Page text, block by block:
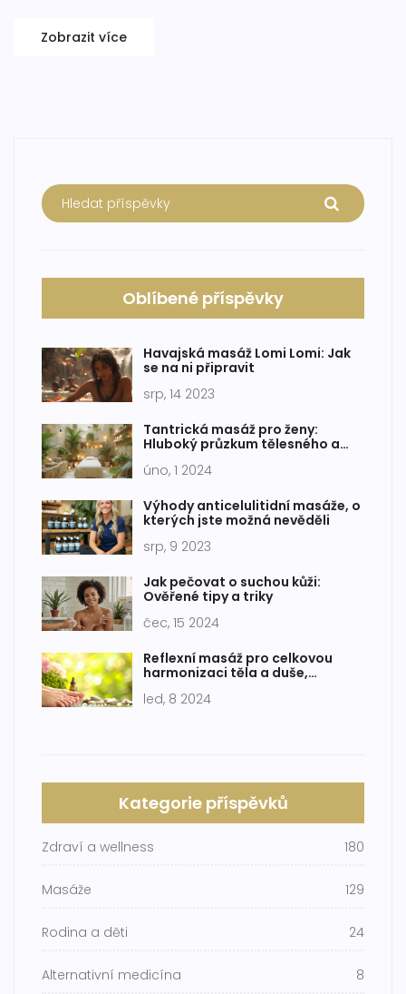
Zobrazit více
Oblíbené příspěvky
Havajská masáž Lomi Lomi: Jak
se na ni připravit
srp, 14 2023
Tantrická masáž pro ženy:
Hluboký průzkum tělesného a
úno, 1 2024
Výhody anticelulitidní masáže, o
kterých jste možná nevěděli
srp, 9 2023
Jak pečovat o suchou kůži:
Ověřené tipy a triky
čec, 15 2024
Reflexní masáž pro celkovou
harmonizaci těla a duše,
led, 8 2024
Kategorie příspěvků
Zdraví a wellness 180
Masáže 129
Rodina a děti 24
Alternativní medicína 8